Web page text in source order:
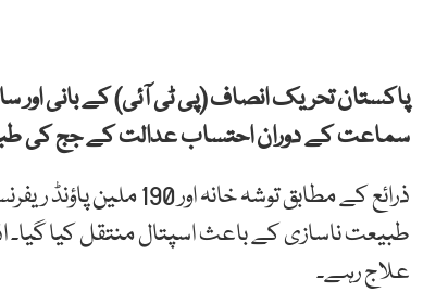
پاکستان تحریک انصاف (پی ٹی آئی) کے بانی
سماعت کے دوران احتساب عدالت کے جج کی
ذرائع کے مطابق توشہ
طبیعت ناسازی کے باعث اسپتال منتقل کیا
علاج رہے۔